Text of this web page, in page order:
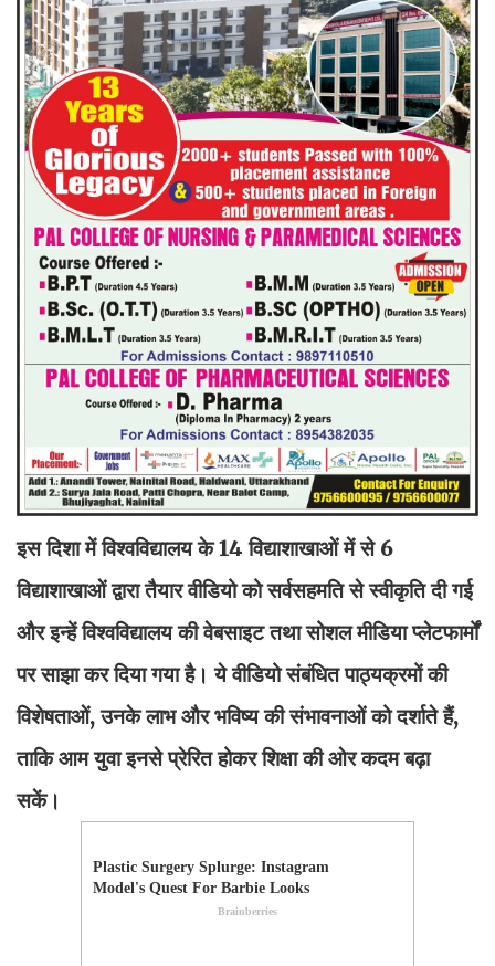
इस दिशा में विश्वविद्यालय के 14 विद्याशाखाओं में से 6
विद्याशाखाओं द्वारा तैयार वीडियो को सर्वसहमति से स्वीकृति दी गई
और इन्हें विश्वविद्यालय की वेबसाइट तथा सोशल मीडिया प्लेटफार्मों
पर साझा कर दिया गया है। ये वीडियो संबंधित पाठ्यक्रमों की
विशेषताओं, उनके लाभ और भविष्य की संभावनाओं को दर्शाते हैं,
ताकि आम युवा इनसे प्रेरित होकर शिक्षा की ओर कदम बढ़ा
सकें।